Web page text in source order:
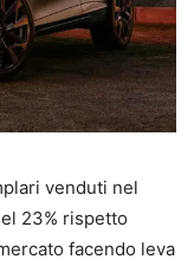
venduti nel
23% rispetto
facendo leva